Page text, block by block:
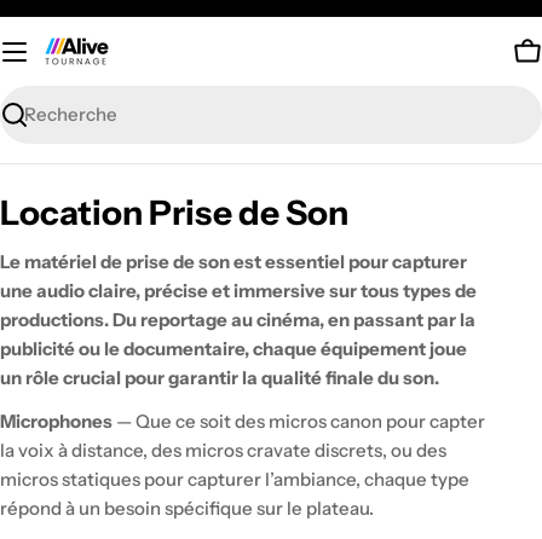
Passer
au
contenu
Recherche
C
o
l
l
e
c
t
i
Location Prise de Son
Le matériel de prise de son est essentiel pour capturer
une audio claire, précise et immersive sur tous types de
productions. Du reportage au cinéma, en passant par la
publicité ou le documentaire, chaque équipement joue
un rôle crucial pour garantir la qualité finale du son.
Microphones — Que ce soit des micros canon pour capter
la voix à distance, des micros cravate discrets, ou des
micros statiques pour capturer l’ambiance, chaque type
répond à un besoin spécifique sur le plateau.